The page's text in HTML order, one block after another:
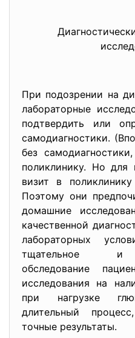
При подозрении на
лабораторные
подтвердить или
самодиагностики.
без
поликлинику. Но для
визит в
Поэтому они
домашние
качественной
лабораторных
тщательное и
обследование
исследования на
при нагрузке
длительный
точные результаты.